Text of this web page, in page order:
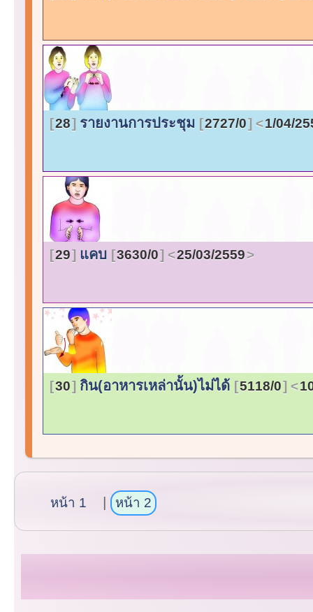
28 รายงานการประชุม 2727/0 1/04/
29 แคบ 3630/0 25/03/2559
30 กิน(อาหารเหล่านั้น)ไม่ได้ 5118/0
หน้า 1 หน้า 2